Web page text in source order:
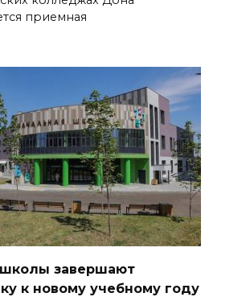
приемная
завершают
к новому учебному году